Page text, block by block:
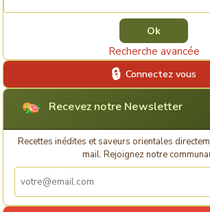
Recherche avancée
Connectez vous
Recevez notre Newsletter
Recettes inédites et saveurs orientales
mail. Rejoignez notre